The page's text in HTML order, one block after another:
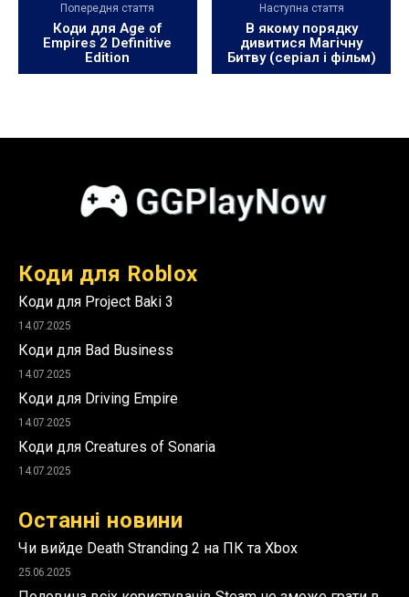
Попередня стаття
Коди для Age of
Empires 2 Definitive
Edition
Наступна стаття
В якому порядку
дивитися Магічну
Битву (серіал і фільм)
Коди для Roblox
Коди для Project Baki 3
14.07.2025
Коди для Bad Business
14.07.2025
Коди для Driving Empire
14.07.2025
Коди для Creatures of Sonaria
14.07.2025
Останні новини
Чи вийде Death Stranding 2 на ПК та Xbox
25.06.2025